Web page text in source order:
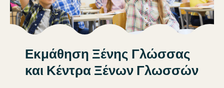
Εκμάθηση Ξένης Γλώσσας
και Κέντρα Ξένων Γλωσσών